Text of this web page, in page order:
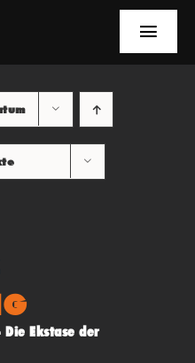
Toggle
Die Ekstase der